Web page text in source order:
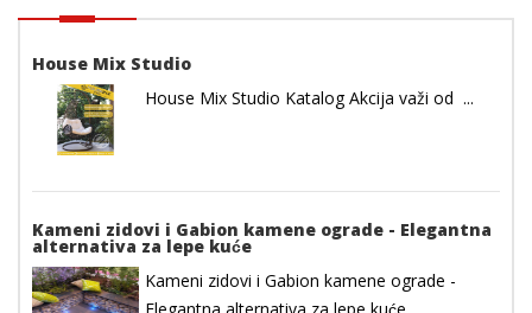
House Mix Studio
House Mix Studio Katalog Akcija važi od ...
Kameni zidovi i Gabion kamene ograde - Elegantna
alternativa za lepe kuće
Kameni zidovi i Gabion kamene ograde -
Elegantna alternativa za lepe kuće